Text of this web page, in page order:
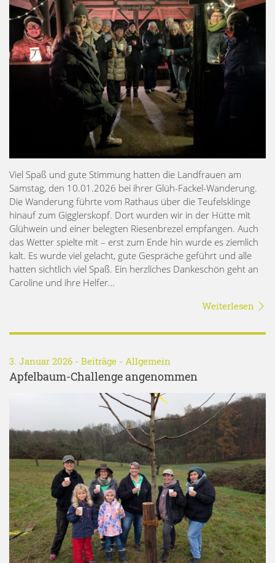
Viel Spaß und gute Stimmung hatten die Landfrauen am
Samstag, den 10.01.2026 bei ihrer Glüh-Fackel-Wanderung.
Die Wanderung führte vom Rathaus über die Teufelsklinge
hinauf zum Gigglerskopf. Dort wurden wir in der Hütte mit
Glühwein und einer belegten Riesenbrezel empfangen. Auch
das Wetter spielte mit – erst zum Ende hin wurde es ziemlich
kalt. Es wurde viel gelacht, gute Gespräche geführt und alle
hatten sichtlich viel Spaß. Ein herzliches Dankeschön geht an
Caroline und ihre Helfer…
Weiterlesen
3. Januar 2026 - Beiträge - Allgemein
Apfelbaum-Challenge angenommen